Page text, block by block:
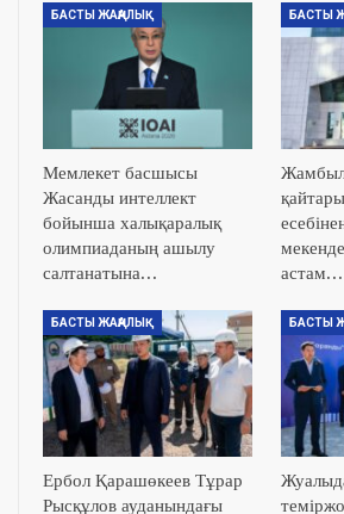
БАСТЫ ЖАҢАЛЫҚ
Мемлекет басшысы
Жасанды интеллект
бойынша халықаралық
олимпиаданың ашылу
салтанатына…
БАСТЫ
астам…
БАСТЫ ЖАҢАЛЫҚ
Ербол Қарашөкеев Тұрар
Рысқұлов ауданындағы
БАСТЫ